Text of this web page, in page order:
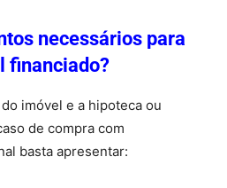
necessários para
financiado?
imóvel e a hipoteca ou
de compra com
basta apresentar: